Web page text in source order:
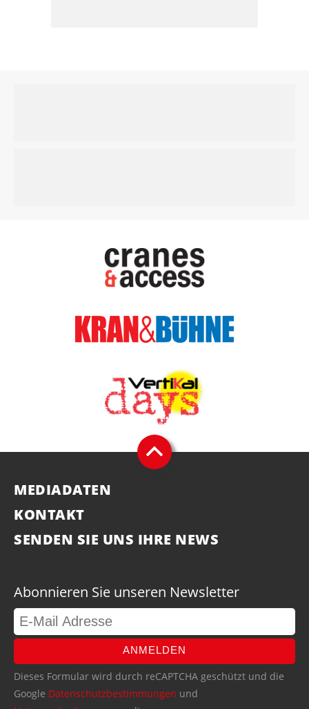
MEDIADATEN
KONTAKT
SENDEN SIE UNS IHRE NEWS
Abonnieren Sie unseren Newsletter
ANMELDEN
Dieses Formular wird durch reCAPTCHA geschützt und die
Google Datenschutzbestimmungen und